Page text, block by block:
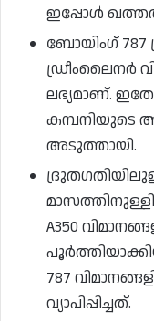
ഇപ്പോൾ
ബോയിംഗ് 787
ഡ്രീംലൈനർ
ലഭ്യമാണ്.
കമ്പനിയുടെ
അടുത്തായി.
A350
787
വ്യാപിപ്പിച്ചത്.